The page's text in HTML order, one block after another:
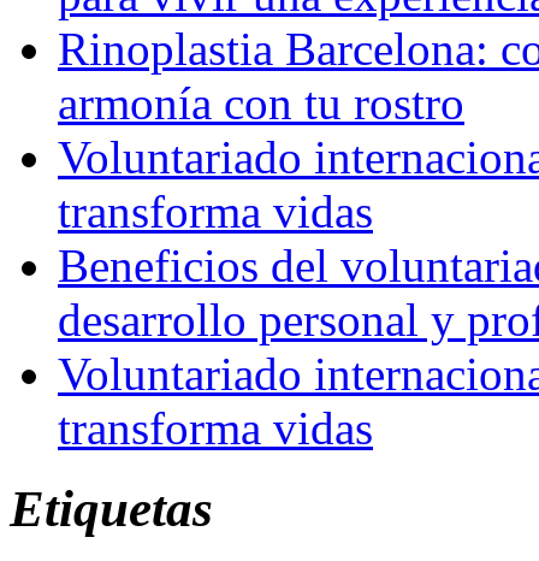
Rinoplastia Barcelona:
armonía con tu rostro
Voluntariado
transforma vidas
Beneficios del
desarrollo personal y
Voluntariado
transforma vidas
Etiquetas